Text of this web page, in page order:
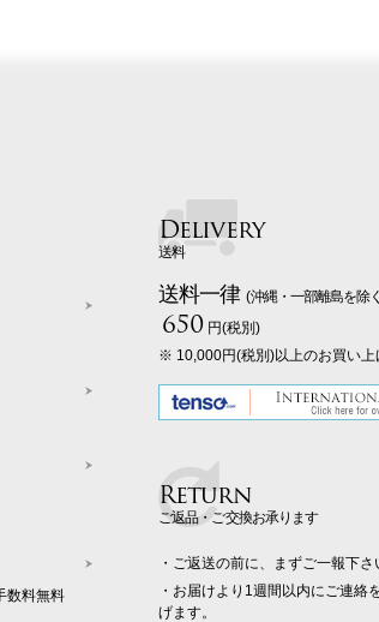
数料無料
Delivery
送料
送料一律 (沖縄・一部離島を除
650 円(税別)
※ 10,000円(税別)以上のお買い上
Return
ご返品・ご交換お承ります
・ご返送の前に、まずご一報下さ
・お届けより1週間以内にご連絡
げます。